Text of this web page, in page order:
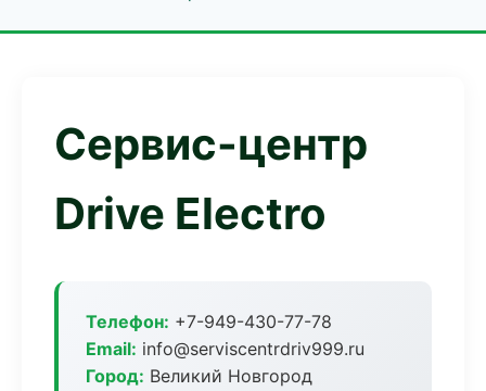
Сервис-центр
Drive Electro
Телефон: +7-949-430-77-78
Email: info@serviscentrdriv999.ru
Город: Великий Новгород